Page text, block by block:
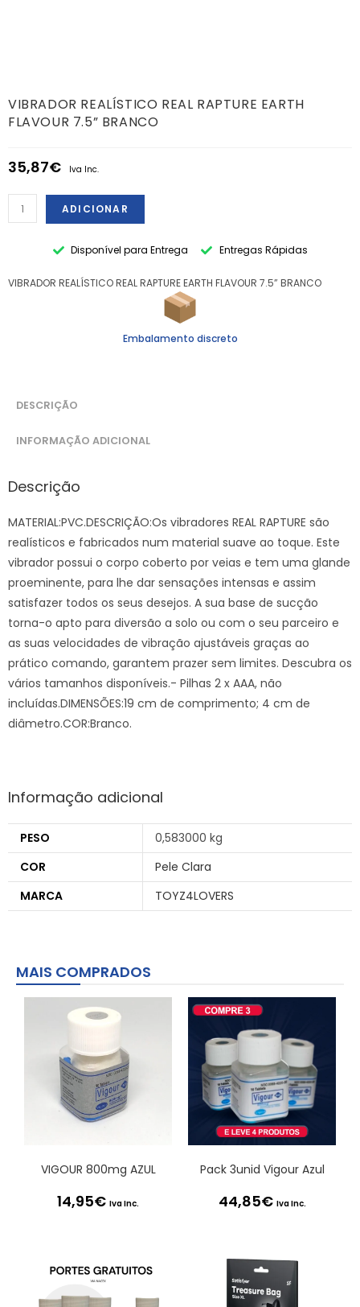
VIBRADOR REALÍSTICO REAL RAPTURE EARTH
FLAVOUR 7.5” BRANCO
35,87€ Iva Inc.
ADICIONAR
Disponível para Entrega Entregas Rápidas
VIBRADOR REALÍSTICO REAL RAPTURE EARTH FLAVOUR 7.5” BRANCO
Embalamento discreto
DESCRIÇÃO
INFORMAÇÃO ADICIONAL
Descrição
MATERIAL:PVC.DESCRIÇÃO:Os vibradores REAL RAPTURE são
realísticos e fabricados num material suave ao toque. Este
vibrador possui o corpo coberto por veias e tem uma glande
proeminente, para lhe dar sensações intensas e assim
satisfazer todos os seus desejos. A sua base de sucção
torna-o apto para diversão a solo ou com o seu parceiro e
as suas velocidades de vibração ajustáveis graças ao
prático comando, garantem prazer sem limites. Descubra os
vários tamanhos disponíveis.- Pilhas 2 x AAA, não
incluídas.DIMENSÕES:19 cm de comprimento; 4 cm de
diâmetro.COR:Branco.
Informação adicional
PESO
0,583000 kg
COR
Pele Clara
MARCA
TOYZ4LOVERS
MAIS COMPRADOS
VIGOUR 800mg AZUL
14,95€ Iva Inc.
Pack 3unid Vigour Azul
44,85€ Iva Inc.